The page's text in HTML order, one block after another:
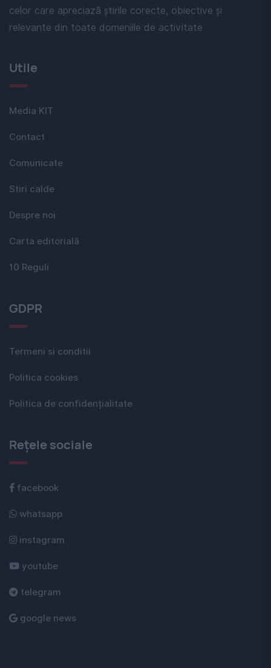
celor care apreciază știrile corecte, obiective și
relevante din toate domeniile de activitate
Utile
Media KIT
Contact
Comunicate
Stiri calde
Despre noi
Carta editorială
10 Reguli
GDPR
Termeni si conditii
Politica cookies
Politica de confidențialitate
Rețele sociale
facebook
whatsapp
instagram
youtube
telegram
google news